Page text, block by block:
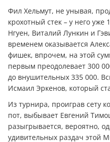
Фил Хельмут, не унывая,
крохотный стек – у него
Нгуен, Виталий Лункин и
временем оказывается
фишек, впрочем, на этой
первым преодолевает 300
до внушительных 335 000.
Исмаил Эркенов, который
Из турнира, проиграв сету
пот, выбывает Евгений
разыгрывается, вероятно,
удивительных раздач этой